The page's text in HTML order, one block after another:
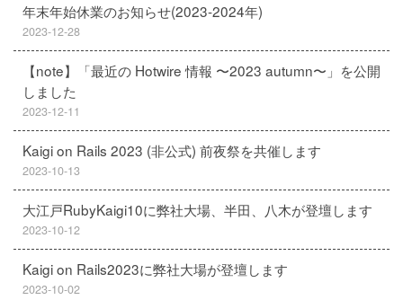
年末年始休業のお知らせ(2023-2024年)
2023-12-28
【note】「最近の Hotwire 情報 〜2023 autumn〜」を公開
しました
2023-12-11
Kaigi on Rails 2023 (非公式) 前夜祭を共催します
2023-10-13
大江戸RubyKaigi10に弊社大場、半田、八木が登壇します
2023-10-12
Kaigi on Rails2023に弊社大場が登壇します
2023-10-02